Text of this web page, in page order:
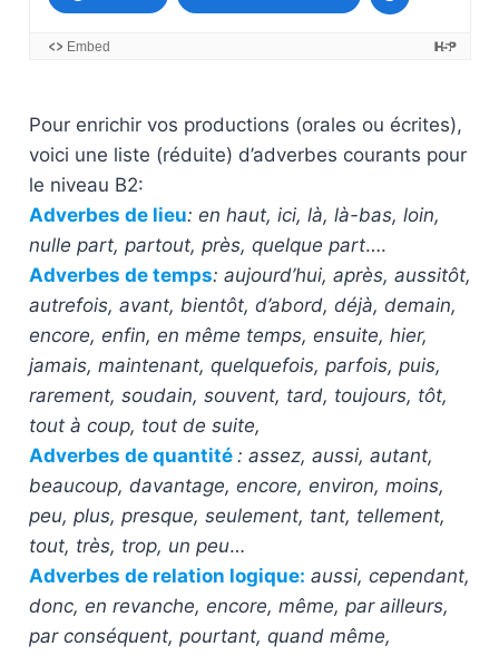
Pour enrichir vos productions (orales ou écrites),
voici une liste (réduite) d’adverbes courants pour
le niveau B2:
Adverbes de lieu: en haut, ici, là, là-bas, loin,
nulle part, partout, près, quelque part….
Adverbes de temps: aujourd’hui, après, aussitôt,
autrefois, avant, bientôt, d’abord, déjà, demain,
encore, enfin, en même temps, ensuite, hier,
jamais, maintenant, quelquefois, parfois, puis,
rarement, soudain, souvent, tard, toujours, tôt,
tout à coup, tout de suite,
Adverbes de quantité : assez, aussi, autant,
beaucoup, davantage, encore, environ, moins,
peu, plus, presque, seulement, tant, tellement,
tout, très, trop, un peu…
Adverbes de relation logique: aussi, cependant,
donc, en revanche, encore, même, par ailleurs,
par conséquent, pourtant, quand même,